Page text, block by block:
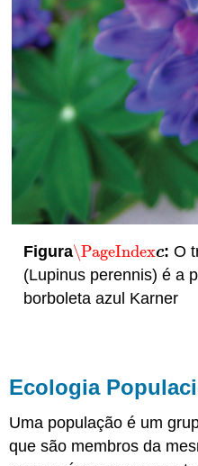
Figura\PageIndexc
\PageIndexc: O
(Lupinus perennis) é a
borboleta azul Karner
Ecologia
Uma população é um
que são membros da